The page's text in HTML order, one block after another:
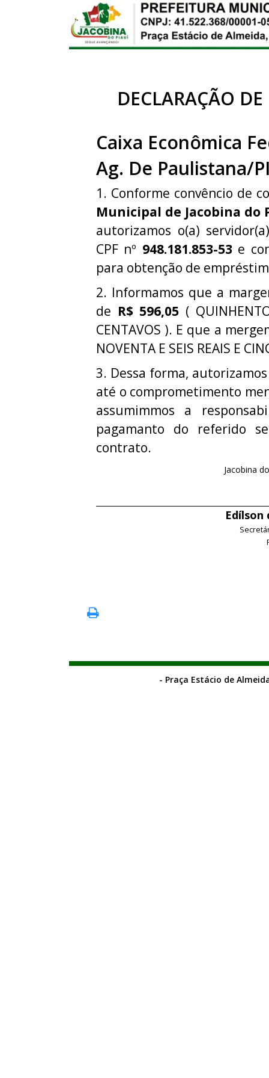
DECLARAÇÃO
Caixa Econômica
Ag. De Paulistana/
1. Conforme convêncio de
Municipal de Jacobina do
autorizamos o(a)
CPF nº 948.181.853-53e
para obtenção de
2. Informamos que a
de R$ 596,05 (
CENTAVOS ). E que a
NOVENTA E SEIS REAIS E
3. Dessa forma,
até o comprometimento
assumimmos a
pagamanto do referido
contrato.
Jacobina
Edílson
- Praça Estácio de